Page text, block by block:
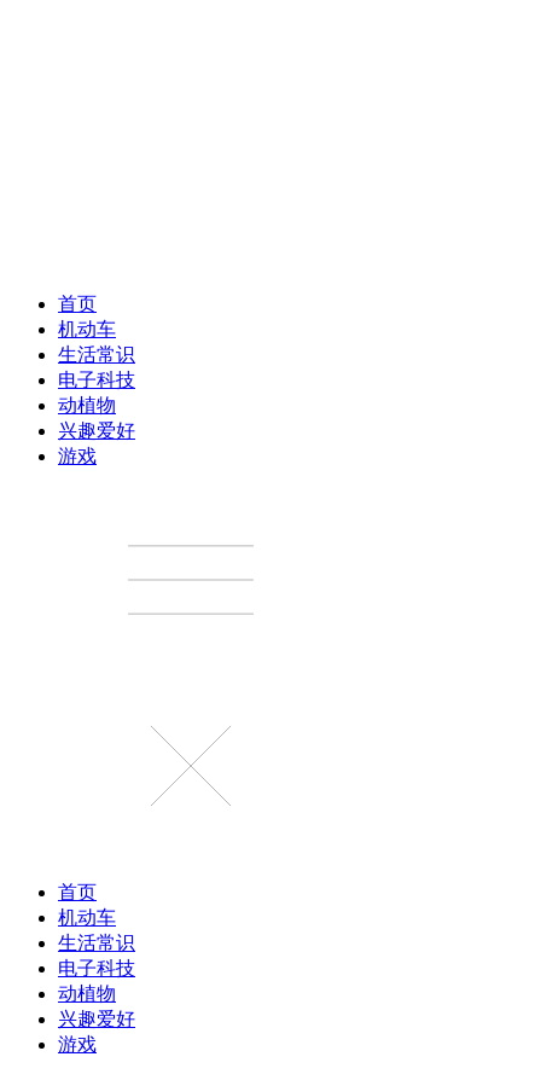
首页
机动车
生活常识
电子科技
动植物
兴趣爱好
游戏
首页
机动车
生活常识
电子科技
动植物
兴趣爱好
游戏